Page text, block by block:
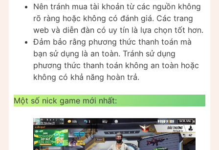
Nên tránh mua tài khoản từ các nguồn không
rõ ràng hoặc không có đánh giá. Các trang
web và diễn đàn có uy tín là lựa chọn tốt hơn.
Đảm bảo rằng phương thức thanh toán mà
bạn sử dụng là an toàn. Tránh sử dụng
phương thức thanh toán không an toàn hoặc
không có khả năng hoàn trả.
Một số nick game mới nhất: